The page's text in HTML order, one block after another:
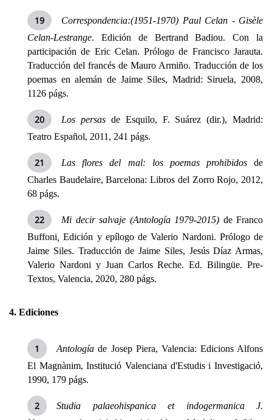
Correspondencia:(1951-1970) Paul Celan - Gisèle
Celan-Lestrange. Edición de Bertrand Badiou. Con la
participación de Eric Celan. Prólogo de Francisco Jarauta.
Traducción del francés de Mauro Armiño. Traducción de los
poemas en alemán de Jaime Siles, Madrid: Siruela, 2008,
1126 págs.
Los persas de Esquilo, F. Suárez (dir.), Madrid:
Teatro Español, 2011, 241 págs.
Las flores del mal: los poemas prohibidosde
Charles Baudelaire, Barcelona: Libros del Zorro Rojo, 2012,
68 págs.
Mi decir salvaje (Antología 1979-2015) de Franco
Buffoni
Edición y epílogo de Valerio Nardoni. Prólogo de
Jaime Siles. Traducción de Jaime Siles, Jesús Díaz Armas,
Valerio Nardoni y Juan Carlos Reche. Ed. Bilingüe. Pre-
Textos, Valencia, 2020, 280 págs.
4. Ediciones
Antologíade Josep Piera, Valencia: Edicions Alfons
El Magnànim, Institució Valenciana d'Estudis i Investigació,
1990, 179 págs.
Studia palaeohispanica et indogermanica J.